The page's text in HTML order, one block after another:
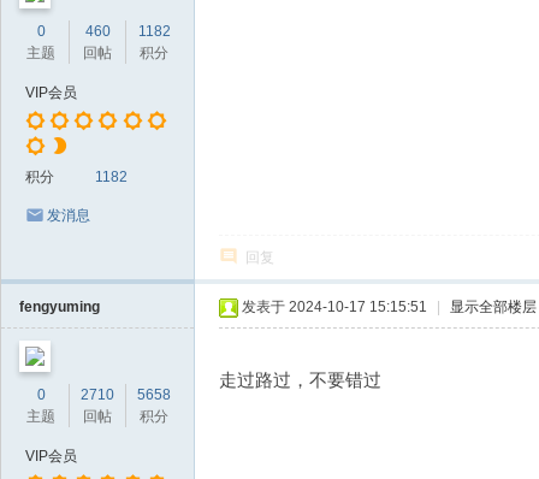
0
主题
460
回帖
1182
积分
VIP会员
积分 1182
发消息
回复
fengyuming
0
主题
2710
回帖
5658
积分
VIP会员
发表于 2024-10-17 15:15:51 显示全部楼层
走过路过，不要错过